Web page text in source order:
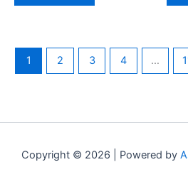
1 2 3 4 …
Copyright © 2026 | Powered by